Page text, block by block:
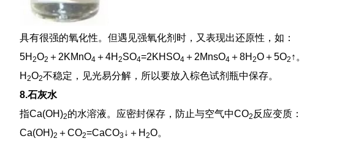
具有很强的氧化性。但遇见强氧化剂时，又表现出还原性，如：
5H 2O2 ＋2KMnO4 ＋4H 2SO4=2KHSO4 ＋2MnsO4 ＋8H 2O＋5O2 ↑。
H 2O2不稳定，见光易分解，所以要放入棕色试剂瓶中保存。
8.石灰水
指Ca(OH)2的水溶液。应密封保存，防止与空气中CO2 反应变质：
Ca(OH)2 ＋CO2=CaCO3↓＋H 2O。